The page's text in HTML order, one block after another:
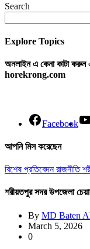
Search
Explore Topics
অনলাইন এ কেনা কাটা
horekrong.com
Facebook
আপনি মিস করেছেন
বিশেষ প্রতিবেদনরাজনীতি
শরীয়তপুর সদর উপজেলা
By MD Baten
March 5, 2026
0